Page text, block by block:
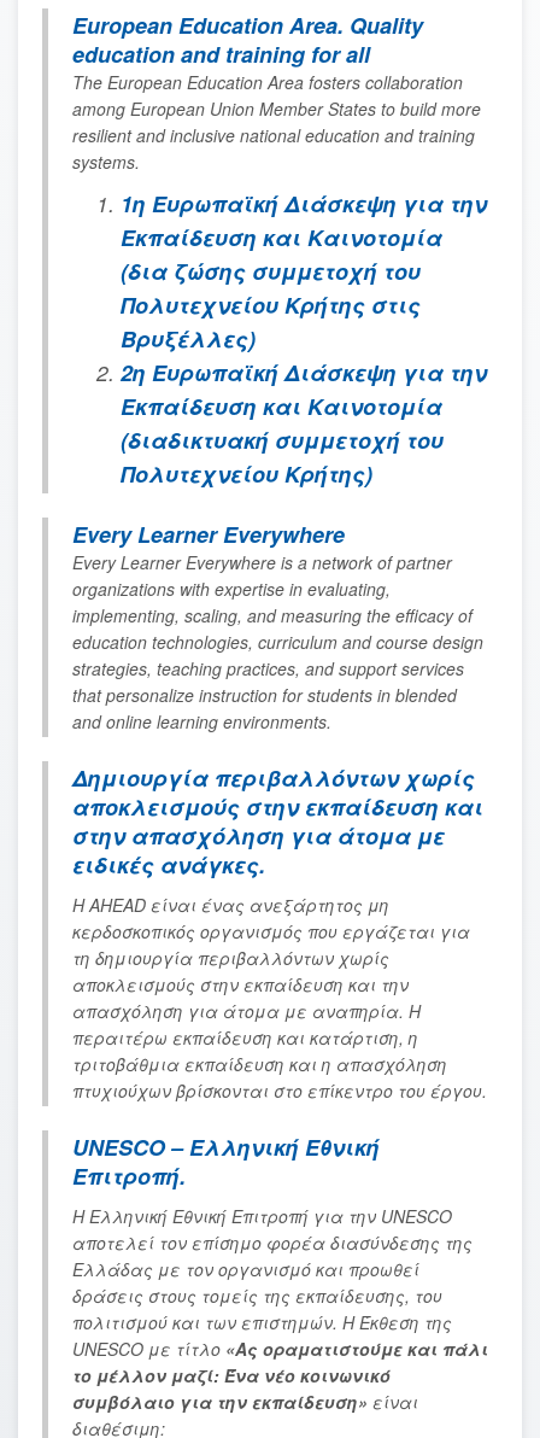
European Education Area. Quality
education and training for all
The European Education Area fosters collaboration
among European Union Member States to build more
resilient and inclusive national education and training
systems.
1η Ευρωπαϊκή Διάσκεψη για την
Εκπαίδευση και Καινοτομία
(δια ζώσης συμμετοχή του
Πολυτεχνείου Κρήτης στις
Βρυξέλλες)
2η Ευρωπαϊκή Διάσκεψη για την
Εκπαίδευση και Καινοτομία
(διαδικτυακή συμμετοχή του
Πολυτεχνείου Κρήτης)
Every Learner Everywhere
Every Learner Everywhere is a network of partner
organizations with expertise in evaluating,
implementing, scaling, and measuring the efficacy of
education technologies, curriculum and course design
strategies, teaching practices, and support services
that personalize instruction for students in blended
and online learning environments.
Δημιουργία περιβαλλόντων χωρίς
αποκλεισμούς στην εκπαίδευση και
στην απασχόληση για άτομα με
ειδικές ανάγκες.
Η AHEAD είναι ένας ανεξάρτητος μη
κερδοσκοπικός οργανισμός που εργάζεται για
τη δημιουργία περιβαλλόντων χωρίς
αποκλεισμούς στην εκπαίδευση και την
απασχόληση για άτομα με αναπηρία. Η
περαιτέρω εκπαίδευση και κατάρτιση, η
τριτοβάθμια εκπαίδευση και η απασχόληση
πτυχιούχων βρίσκονται στο επίκεντρο του έργου.
UNESCO – Ελληνική Εθνική
Επιτροπή.
Η Ελληνική Εθνική Επιτροπή για την UNESCO
αποτελεί τον επίσημο φορέα διασύνδεσης της
Ελλάδας με τον οργανισμό και προωθεί
δράσεις στους τομείς της εκπαίδευσης, του
πολιτισμού και των επιστημών. Η Έκθεση της
UNESCO με τίτλο «Ας οραματιστούμε και πάλι
το μέλλον μαζί: Ένα νέο κοινωνικό
συμβόλαιο για την εκπαίδευση» είναι
διαθέσιμη: